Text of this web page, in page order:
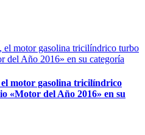
el motor gasolina tricilíndrico
«Motor del Año 2016» en su